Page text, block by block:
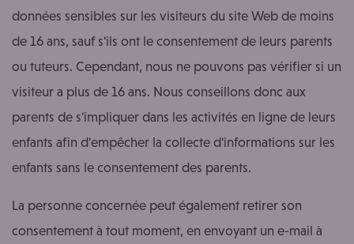
données sensibles sur les visiteurs du site Web de moins
de 16 ans, sauf s'ils ont le consentement de leurs parents
ou tuteurs. Cependant, nous ne pouvons pas vérifier si un
visiteur a plus de 16 ans. Nous conseillons donc aux
parents de s'impliquer dans les activités en ligne de leurs
enfants afin d'empêcher la collecte d'informations sur les
enfants sans le consentement des parents.
La personne concernée peut également retirer son
consentement à tout moment, en envoyant un e-mail à